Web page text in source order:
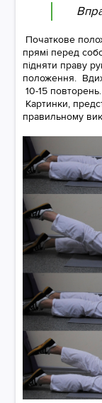
Початкове
прямі перед
підняти праву
положення.
10-15 повторень.
Картинки,
правильному